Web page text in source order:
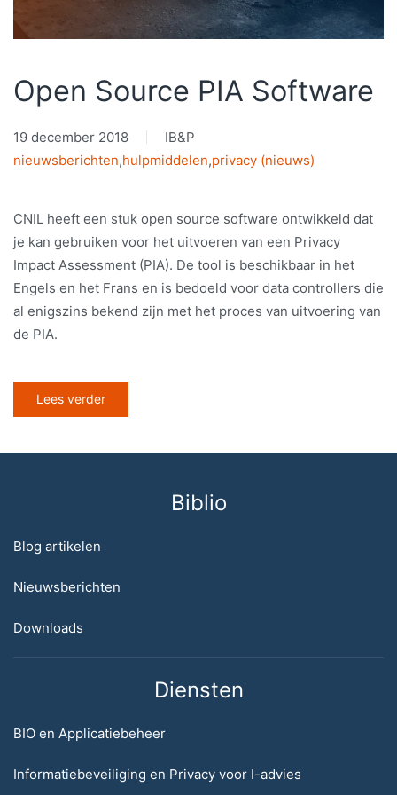
Open Source PIA Software
19 december 2018
IB&P
nieuwsberichten,hulpmiddelen,privacy (nieuws)
CNIL heeft een stuk open source software ontwikkeld dat
je kan gebruiken voor het uitvoeren van een Privacy
Impact Assessment (PIA). De tool is beschikbaar in het
Engels en het Frans en is bedoeld voor data controllers die
al enigszins bekend zijn met het proces van uitvoering van
de PIA.
Lees verder
Biblio
Blog artikelen
Nieuwsberichten
Downloads
Diensten
BIO en Applicatiebeheer
Informatiebeveiliging en Privacy voor I-advies